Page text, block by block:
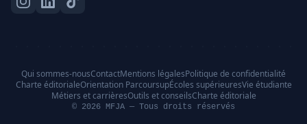
Qui sommes-nousContactMentions légalesPolitique de confidentialité
Charte éditorialeOrientation ParcoursupÉcoles supérieuresVie étudiante
Métiers et carrièresOutils et conseilsCharte éditoriale
© 2026 MFJA — Tous droits réservés